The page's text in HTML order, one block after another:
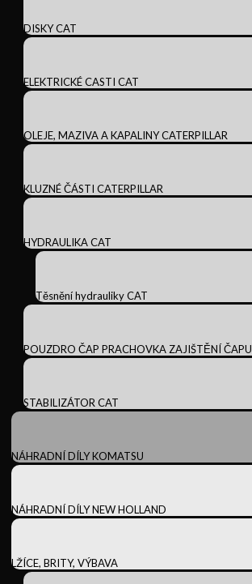
DISKY CAT
ELEKTRICKÉ CASTI CAT
OLEJE, MAZIVA A KAPALINY CATERPILLAR
KLUZNÉ ČÁSTI CATERPILLAR
HYDRAULIKA CAT
Těsnění hydrauliky CAT
POUZDRO ČAP PRACHOVKA ZAJIŠTĚNÍ ČAPU
STABILIZÁTOR CAT
NÁHRADNÍ DÍLY KOMATSU
NÁHRADNÍ DÍLY NEW HOLLAND
LŽÍCE, BRITY, VÝBAVA